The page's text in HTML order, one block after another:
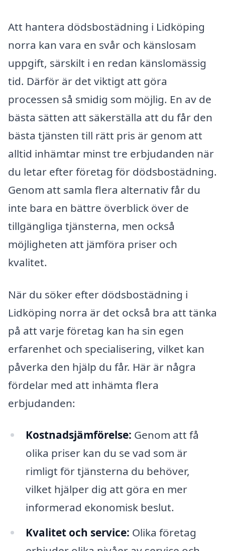
Att hantera dödsbostädning i Lidköping
norra kan vara en svår och känslosam
uppgift, särskilt i en redan känslomässig
tid. Därför är det viktigt att göra
processen så smidig som möjlig. En av de
bästa sätten att säkerställa att du får den
bästa tjänsten till rätt pris är genom att
alltid inhämtar minst tre erbjudanden när
du letar efter företag för dödsbostädning.
Genom att samla flera alternativ får du
inte bara en bättre överblick över de
tillgängliga tjänsterna, men också
möjligheten att jämföra priser och
kvalitet.
När du söker efter dödsbostädning i
Lidköping norra är det också bra att tänka
på att varje företag kan ha sin egen
erfarenhet och specialisering, vilket kan
påverka den hjälp du får. Här är några
fördelar med att inhämta flera
erbjudanden:
Kostnadsjämförelse: Genom att få
olika priser kan du se vad som är
rimligt för tjänsterna du behöver,
vilket hjälper dig att göra en mer
informerad ekonomisk beslut.
Kvalitet och service: Olika företag